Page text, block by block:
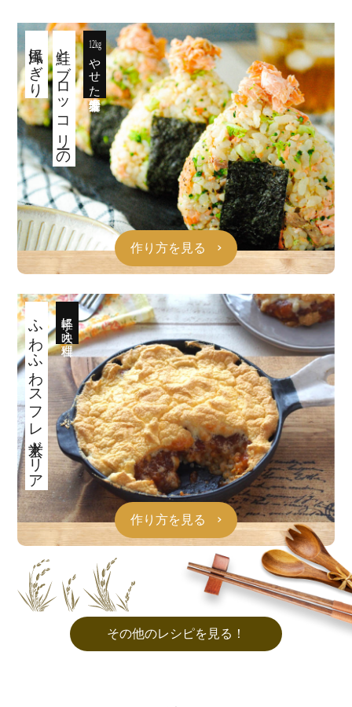
12kg
やせた管理栄養士考案
鮭とブロッコリーの
洋風にぎり
作り方を見る
手軽に映え料理
ふわふわスフレ玄米ドリア
作り方を見る
その他のレシピを見る！